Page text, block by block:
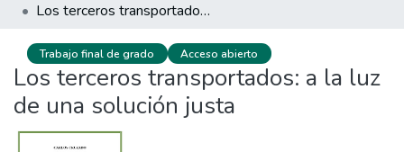
Los terceros transportados: a la luz de una solución justa
Trabajo final de grado Acceso abierto
Los terceros transportados: a la luz
de una solución justa